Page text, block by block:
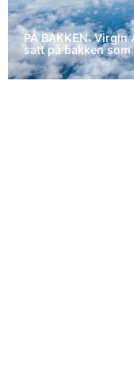
PÅ BAKKEN:
satt på bakken